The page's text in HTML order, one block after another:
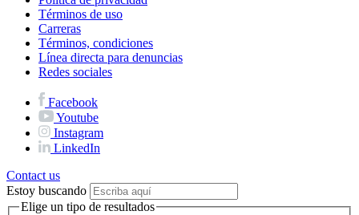
Términos de uso
Carreras
Términos, condiciones
Línea directa para denuncias
Redes sociales
Facebook
Youtube
Instagram
LinkedIn
Contact us
Estoy buscando
Elige un tipo de resultados